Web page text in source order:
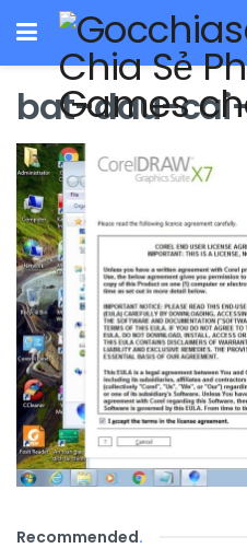
bat-dau-
Recommended.